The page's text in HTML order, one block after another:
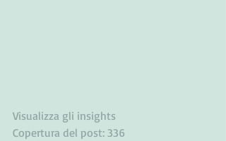
Visualizza gli insights
Copertura del post: 336